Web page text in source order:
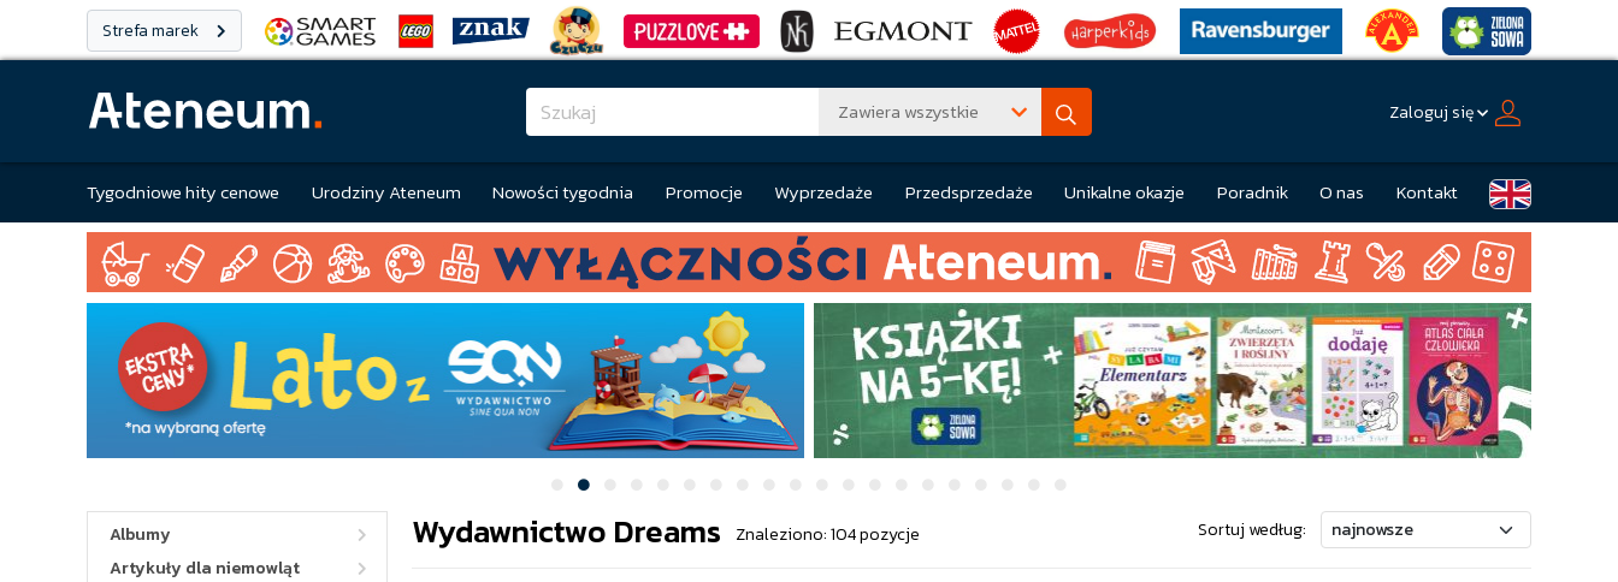
Strefa marek
Zawiera wszystkie Zaloguj się
Tygodniowe hity cenowe Urodziny Ateneum Nowości tygodnia Promocje Wyprzedaże Przedsprzedaże Unikalne okazje Poradnik O nas Kontakt
Albumy
Artykuły dla niemowląt
Wydawnictwo Dreams Znaleziono: 104 pozycje Sortuj według: